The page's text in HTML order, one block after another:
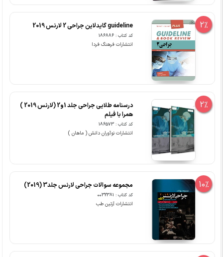
2% guideline گایدلاین جراحی 2 لارنس 2019
کد کتاب : 186886
انتشارات فرهنگ فردا
2%
درسنامه طلایی جراحی جلد 1و2 (لارنس 2019 )
همرا با فیلم
کد کتاب : 186573
انتشارات نوآوران دانش ( ماهان )
10% مجموعه سوالات جراحی لارنس جلد3 (2019)
کد کتاب : 0032381
انتشارات آرتین طب